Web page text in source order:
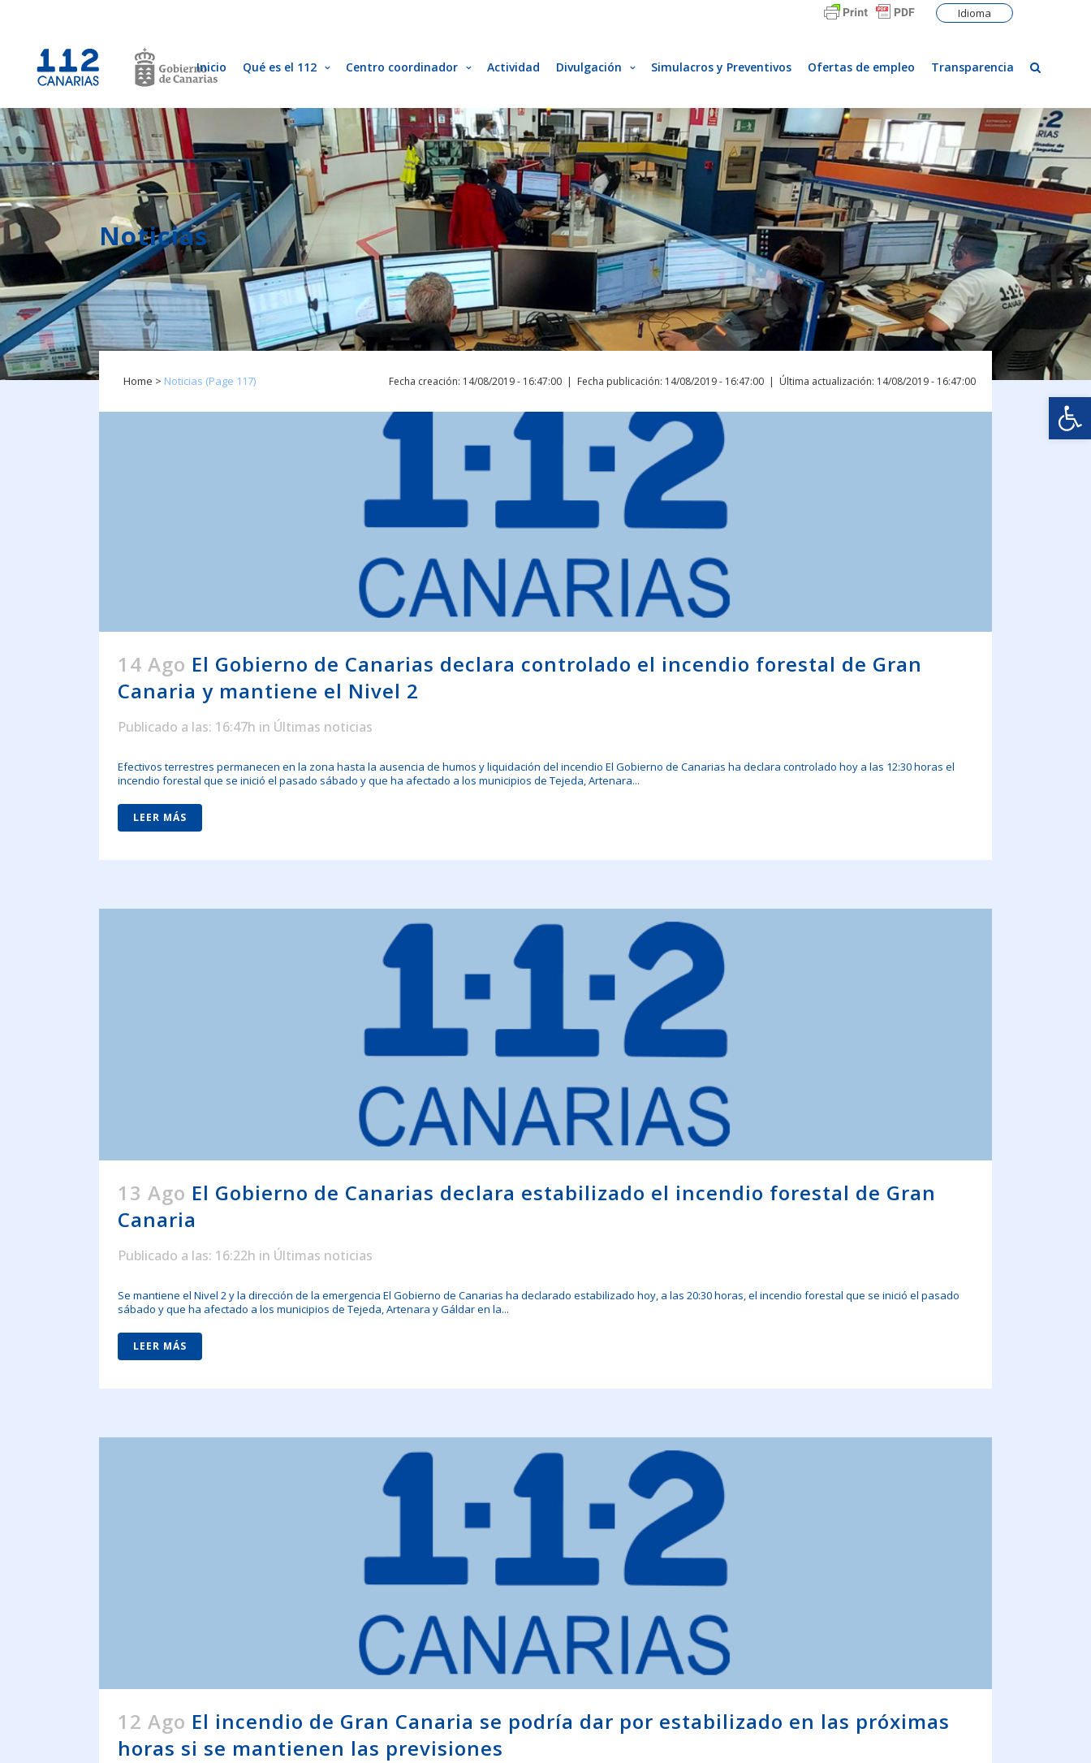
Idioma
Inicio Qué es el 112 Centro coordinador Actividad Divulgación Simulacros y Preventivos Ofertas de empleo Transparencia
Noticias
Home > Noticias (Page 117) Última actualización: 14/08/2019 - 16:47:00
Fecha publicación: 14/08/2019 - 16:47:00
Fecha creación: 14/08/2019 - 16:47:00
14 Ago El Gobierno de Canarias declara controlado el incendio forestal de Gran
Canaria y mantiene el Nivel 2
Publicado a las: 16:47h in Últimas noticias
Efectivos terrestres permanecen en la zona hasta la ausencia de humos y liquidación del incendio El Gobierno de Canarias ha declara controlado hoy a las 12:30 horas el
incendio forestal que se inició el pasado sábado y que ha afectado a los municipios de Tejeda, Artenara...
LEER MÁS
13 Ago El Gobierno de Canarias declara estabilizado el incendio forestal de Gran
Canaria
Publicado a las: 16:22h in Últimas noticias
Se mantiene el Nivel 2 y la dirección de la emergencia El Gobierno de Canarias ha declarado estabilizado hoy, a las 20:30 horas, el incendio forestal que se inició el pasado
sábado y que ha afectado a los municipios de Tejeda, Artenara y Gáldar en la...
LEER MÁS
12 Ago El incendio de Gran Canaria se podría dar por estabilizado en las próximas
horas si se mantienen las previsiones